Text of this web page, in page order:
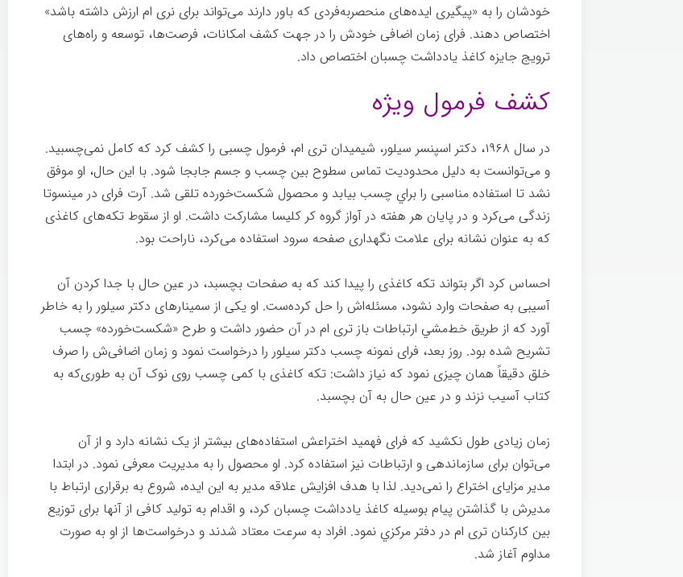
خودشان را به «پيگيری ایده‌های منحصربه‌فردی که باور دارند می‌تواند برای نری ام ارزش داشته باشد»
اختصاص دهند. فرای زمان اضافی خودش را در جهت كشف امکانات، فرصت‌ها، توسعه و راه‌های
ترویج جایزه کاغذ یادداشت چسبان اختصاص داد.
کشف فرمول ویژه
در سال ۱۹۶۸، دکتر اسپنسر سیلور
، شیمیدان تری ام، فرمول چسبی را كشف كرد که کامل نمی‌چسبيد.
و می‌توانست به دليل محدوديت تماس سطوح بین چسب و جسم جابجا شود. با این حال، او موفق
نشد تا استفاده مناسبی را براي چسب بيابد و محصول شکست‌خورده تلقی شد. آرت فرای در مینسوتا
زندگی می‌کرد و در پایان هر هفته در آواز گروه کر کلیسا مشاركت داشت. او از سقوط تکه‌های کاغذی
كه به عنوان نشانه برای علامت نگهداری صفحه سرود استفاده می‌کرد، ناراحت بود.
احساس کرد اگر بتواند تکه کاغذی را پیدا کند که به صفحات بچسبد، در عین حال با جدا کردن آن
آسیبی به صفحات وارد نشود، مسئله‌اش را حل کرده‌ست. او یکی از سمینار‌های دکتر سیلور را به خاطر
آورد که از طریق خط‌‌مشي ارتباطات باز تری ام در آن حضور داشت و طرح «شکست‌خورده» چسب
تشريح شده بود. روز بعد، فرای نمونه چسب دکتر سیلور را درخواست نمود و زمان اضافی‌ش را صرف
خلق دقیقاً همان چیزی نمود که نیاز داشت: تکه کاغذی با کمی چسب روی نوک آن به طوری‌که به
كتاب آسیب نزند و در عین حال به آن بچسبد.
زمان زیادی طول نکشید که فرای فهمید اختراعش استفاده‌های بیشتر از یک نشانه دارد و از آن
می‌توان برای سازماندهی و ارتباطات نیز استفاده کرد. او محصول را به مدیریت معرفی نمود. در ابتدا
مدیر مزایای اختراع را نمی‌دید. لذا با هدف افزايش علاقه مدير به این ایده، شروع به برقراری ارتباط با
مدیرش با گذاشتن پیام بوسیله کاغذ یادداشت چسبان کرد، و اقدام به تولید کافی از آنها برای توزیع
بين کارکنان تری ام در دفتر مركزي نمود. افراد به سرعت معتاد شدند و درخواست‌ها از او به صورت
مداوم آغاز شد.